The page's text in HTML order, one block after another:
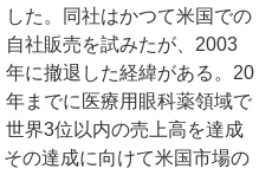
した。同社はかつて米国での
自社販売を試みたが、2003
年に撤退した経緯がある。20
年までに医療用眼科薬領域で
世界3位以内の売上高を達成
の達成に向けて米国市場の